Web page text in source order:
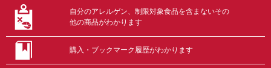
自分のアレルゲン、制限対象食品を含まないその
他の商品がわかります
購入・ブックマーク履歴がわかります